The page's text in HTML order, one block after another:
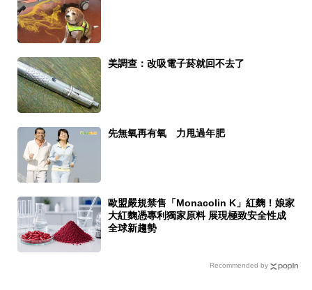
美調查：改吸電子菸就回不去了
先無氧再有氧 力甩過年肥
歐盟嚴規禁售「Monacolin K」紅麴！娘家
大紅麴憑專利獨家原料 展現極致安全性成
全球新趨勢
Recommended by